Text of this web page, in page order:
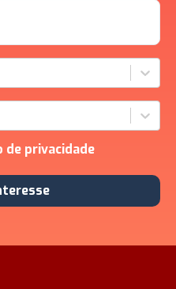
de privacidade